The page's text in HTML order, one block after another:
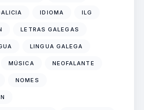
IDIOMA ILG
LETRAS GALEGAS
LINGUA GALEGA
MÚSICA NEOFALANTE
NOMES